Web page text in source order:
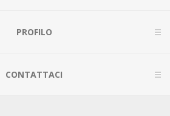
PROFILO
CONTATTACI